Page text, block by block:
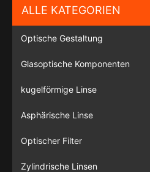
ALLE KATEGORIEN
Optische Gestaltung
Glasoptische Komponenten
kugelförmige Linse
Asphärische Linse
Optischer Filter
Zylindrische Linsen